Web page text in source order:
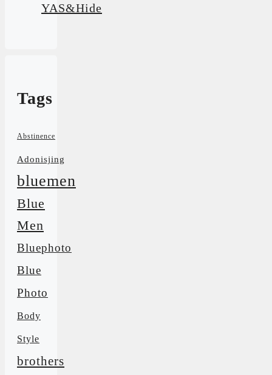
YAS&Hide
Tags
Abstinence
Adonisjing
bluemen
Blue
Men
Bluephoto
Blue
Photo
Body
Style
brothers